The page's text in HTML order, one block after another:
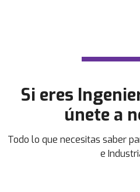
Si eres
únete a
Todo lo que necesitas saber
e